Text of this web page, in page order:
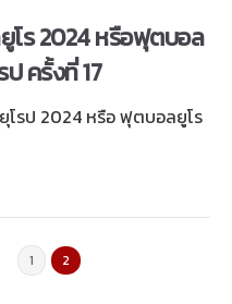
โร 2024 หรือฟุตบอล
ครั้งที่ 17
รป 2024 หรือ ฟุตบอลยูโร
1 2